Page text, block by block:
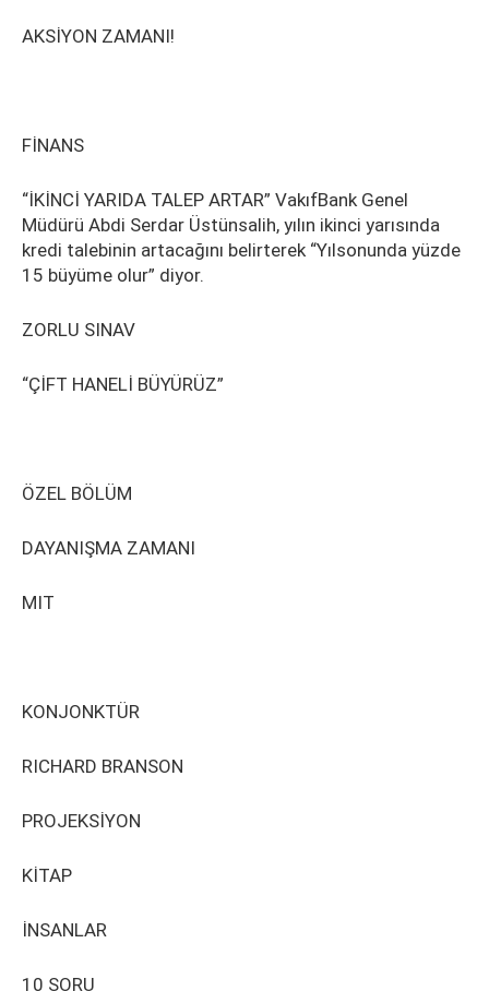
AKSİYON ZAMANI!
FİNANS
“İKİNCİ YARIDA TALEP ARTAR” VakıfBank Genel
Müdürü Abdi Serdar Üstünsalih, yılın ikinci yarısında
kredi talebinin artacağını belirterek “Yılsonunda yüzde
15 büyüme olur” diyor.
ZORLU SINAV
“ÇİFT HANELİ BÜYÜRÜZ”
ÖZEL BÖLÜM
DAYANIŞMA ZAMANI
MIT
KONJONKTÜR
RICHARD BRANSON
PROJEKSİYON
KİTAP
İNSANLAR
10 SORU